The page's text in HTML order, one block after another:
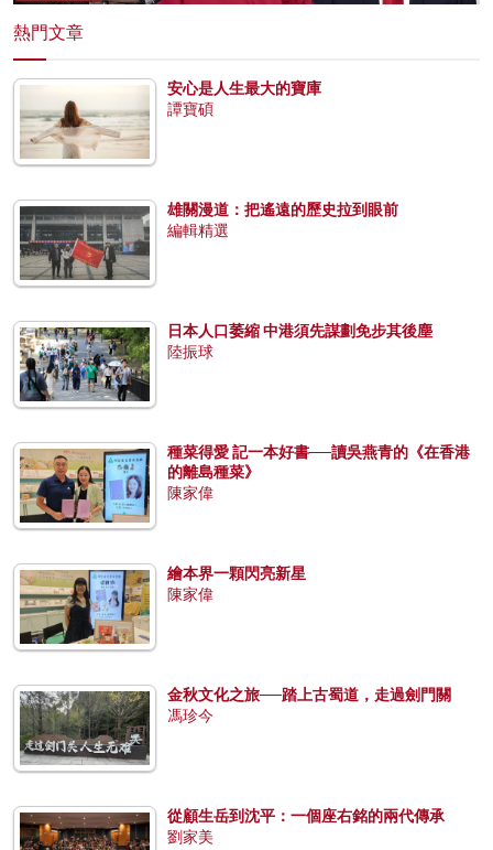
熱門文章
安心是人生最大的寶庫
譚寶碩
雄關漫道：把遙遠的歷史拉到眼前
編輯精選
日本人口萎縮 中港須先謀劃免步其後塵
陸振球
種菜得愛 記一本好書──讀吳燕青的《在香港
的離島種菜》
陳家偉
繪本界一顆閃亮新星
陳家偉
金秋文化之旅──踏上古蜀道，走過劍門關
馮珍今
從顧生岳到沈平：一個座右銘的兩代傳承
劉家美